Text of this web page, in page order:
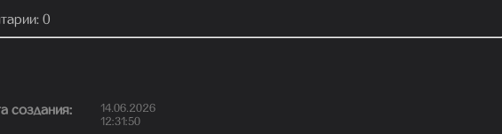
0
создания:
14.06.2026
12:31:50